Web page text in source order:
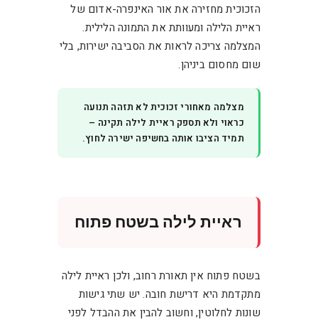
הזכוכית מחזירה את אור האינפרה-אדום של
ראיית הלילה ומעוותת את התמונה הלילית.
המצלמה צריכה לראות את הסביבה ישירות, בלי
שום מחסום ביניהן.
מצלמה מאחורי זכוכית לא תזהה תנועה
כראוי ולא תספק ראיית לילה תקינה –
תמיד הציבו אותה בחשיפה ישירה לחוץ.
ראיית לילה בשטח פתוח
בשטח פתוח אין תאורת רחוב, ולכן ראיית לילה
מתקדמת היא דרישת חובה. יש שתי גישות
שונות לחלוטין, וחשוב להבין את ההבדל לפני